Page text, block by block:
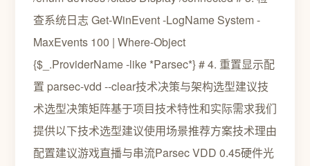
查系统日志 Get-WinEvent -LogName System -
MaxEvents 100 | Where-Object
{$_.ProviderName -like *Parsec*} # 4. 重置显示配
置 parsec-vdd --clear技术决策与架构选型建议技
术选型决策矩阵基于项目技术特性和实际需求我们
提供以下技术选型建议使用场景推荐方案技术理由
配置建议游戏直播与串流Parsec VDD 0.45硬件光